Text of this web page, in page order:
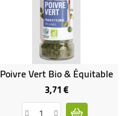
Poivre Vert Bio & Équitable
3,71 €Prix